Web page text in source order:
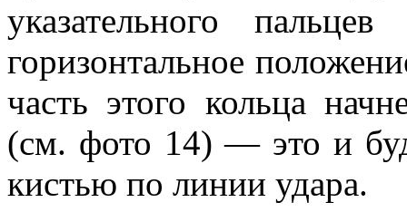
указательного
горизонтальное
часть этого кольца
(см. фото 14) — это и
кистью по линии удара.